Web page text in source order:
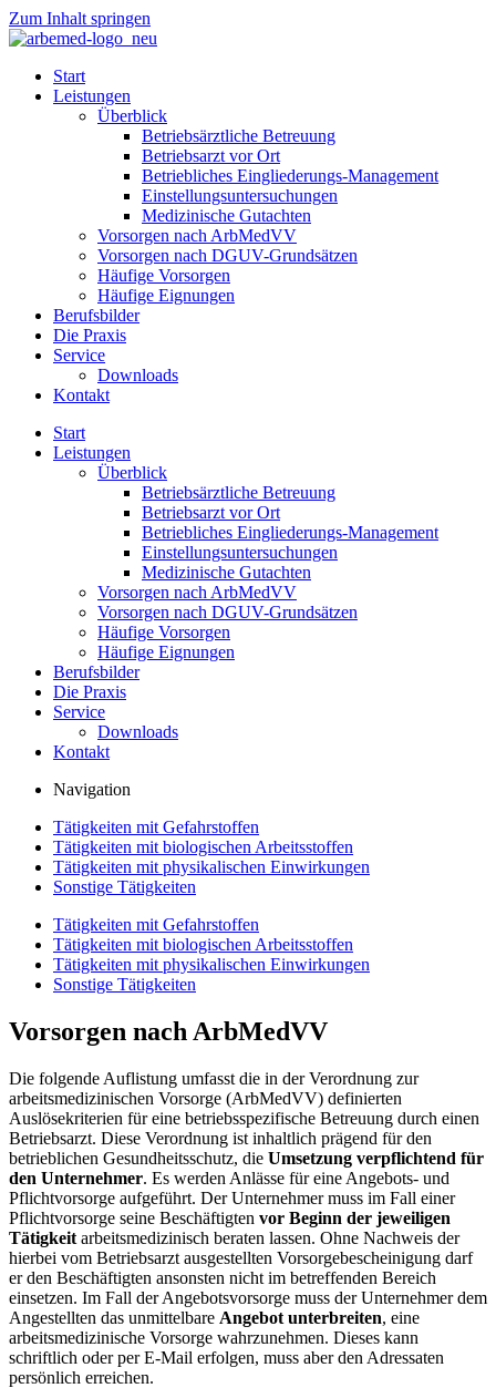
Zum Inhalt springen
Start
Leistungen
Überblick
Betriebsärztliche Betreuung
Betriebsarzt vor Ort
Betriebliches Eingliederungs-Management
Einstellungsuntersuchungen
Medizinische Gutachten
Vorsorgen nach ArbMedVV
Vorsorgen nach DGUV-Grundsätzen
Häufige Vorsorgen
Häufige Eignungen
Berufsbilder
Die Praxis
Service
Downloads
Kontakt
Start
Leistungen
Überblick
Betriebsärztliche Betreuung
Betriebsarzt vor Ort
Betriebliches Eingliederungs-Management
Einstellungsuntersuchungen
Medizinische Gutachten
Vorsorgen nach ArbMedVV
Vorsorgen nach DGUV-Grundsätzen
Häufige Vorsorgen
Häufige Eignungen
Berufsbilder
Die Praxis
Service
Downloads
Kontakt
Navigation
Tätigkeiten mit Gefahrstoffen
Tätigkeiten mit biologischen Arbeitsstoffen
Tätigkeiten mit physikalischen Einwirkungen
Sonstige Tätigkeiten
Tätigkeiten mit Gefahrstoffen
Tätigkeiten mit biologischen Arbeitsstoffen
Tätigkeiten mit physikalischen Einwirkungen
Sonstige Tätigkeiten
Vorsorgen nach ArbMedVV
Die folgende Auflistung umfasst die in der Verordnung zur
arbeitsmedizinischen Vorsorge (ArbMedVV) definierten
Auslösekriterien für eine betriebsspezifische Betreuung durch einen
Betriebsarzt. Diese Verordnung ist inhaltlich prägend für den
betrieblichen Gesundheitsschutz, die Umsetzung verpflichtend für
den Unternehmer. Es werden Anlässe für eine Angebots- und
Pflichtvorsorge aufgeführt. Der Unternehmer muss im Fall einer
Pflichtvorsorge seine Beschäftigten vor Beginn der jeweiligen
Tätigkeit arbeitsmedizinisch beraten lassen. Ohne Nachweis der
hierbei vom Betriebsarzt ausgestellten Vorsorgebescheinigung darf
er den Beschäftigten ansonsten nicht im betreffenden Bereich
einsetzen. Im Fall der Angebotsvorsorge muss der Unternehmer dem
Angestellten das unmittelbare Angebot unterbreiten, eine
arbeitsmedizinische Vorsorge wahrzunehmen. Dieses kann
schriftlich oder per E-Mail erfolgen, muss aber den Adressaten
persönlich erreichen.